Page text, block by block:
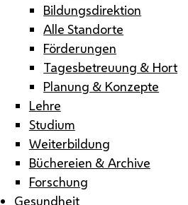
Bildungsdirektion
Alle Standorte
Förderungen
Tagesbetreuung & Hort
Planung & Konzepte
Lehre
Studium
Weiterbildung
Büchereien & Archive
Forschung
Gesundheit